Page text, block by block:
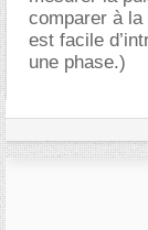
comparer à
est facile
une phase.)